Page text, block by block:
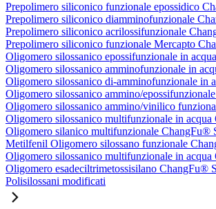
Prepolimero siliconico funzionale epossidico
Prepolimero siliconico diamminofunzionale
Prepolimero siliconico acrilossifunzionale
Prepolimero siliconico funzionale Mercapto
Oligomero silossanico epossifunzionale in
Oligomero silossanico amminofunzionale in
Oligomero silossanico di-amminofunzionale in
Oligomero silossanico ammino/
Oligomero silossanico ammino/vinilico
Oligomero silossanico multifunzionale in
Oligomero silanico multifunzionale ChangFu®
Metilfenil Oligomero silossano funzionale
Oligomero silossanico multifunzionale in
Oligomero esadeciltrimetossisilano ChangFu®
Polisilossani modificati